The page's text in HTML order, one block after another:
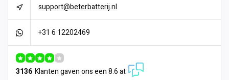
support@beterbatterij.nl
+31 6 12202469
3136 Klanten gaven ons een 8.6 at